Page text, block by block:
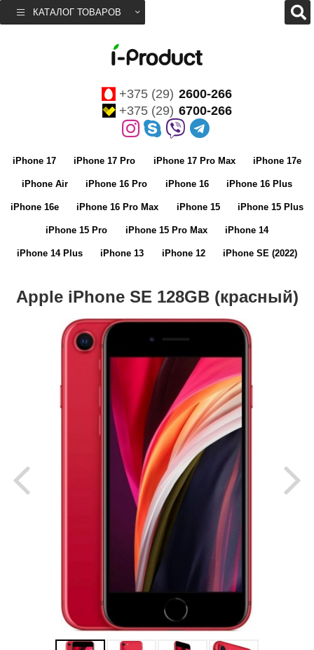
КАТАЛОГ ТОВАРОВ
+375 (29) 2600-266
+375 (29) 6700-266
iPhone 17 iPhone 17 Pro iPhone 17 Pro Max iPhone 17e
iPhone Air iPhone 16 Pro iPhone 16 iPhone 16 Plus
iPhone 16e iPhone 16 Pro Max iPhone 15 iPhone 15 Plus
iPhone 15 Pro iPhone 15 Pro Max iPhone 14
iPhone 14 Plus iPhone 13 iPhone 12 iPhone SE (2022)
Apple iPhone SE 128GB (красный)